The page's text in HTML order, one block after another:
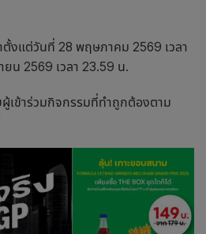
ตั้งแต่วันที่ 28 พฤษภาคม 2569 เวลา
น 2569 เวลา 23.59 น.
เข้าร่วมกิจกรรมที่ทำถูกต้องตาม